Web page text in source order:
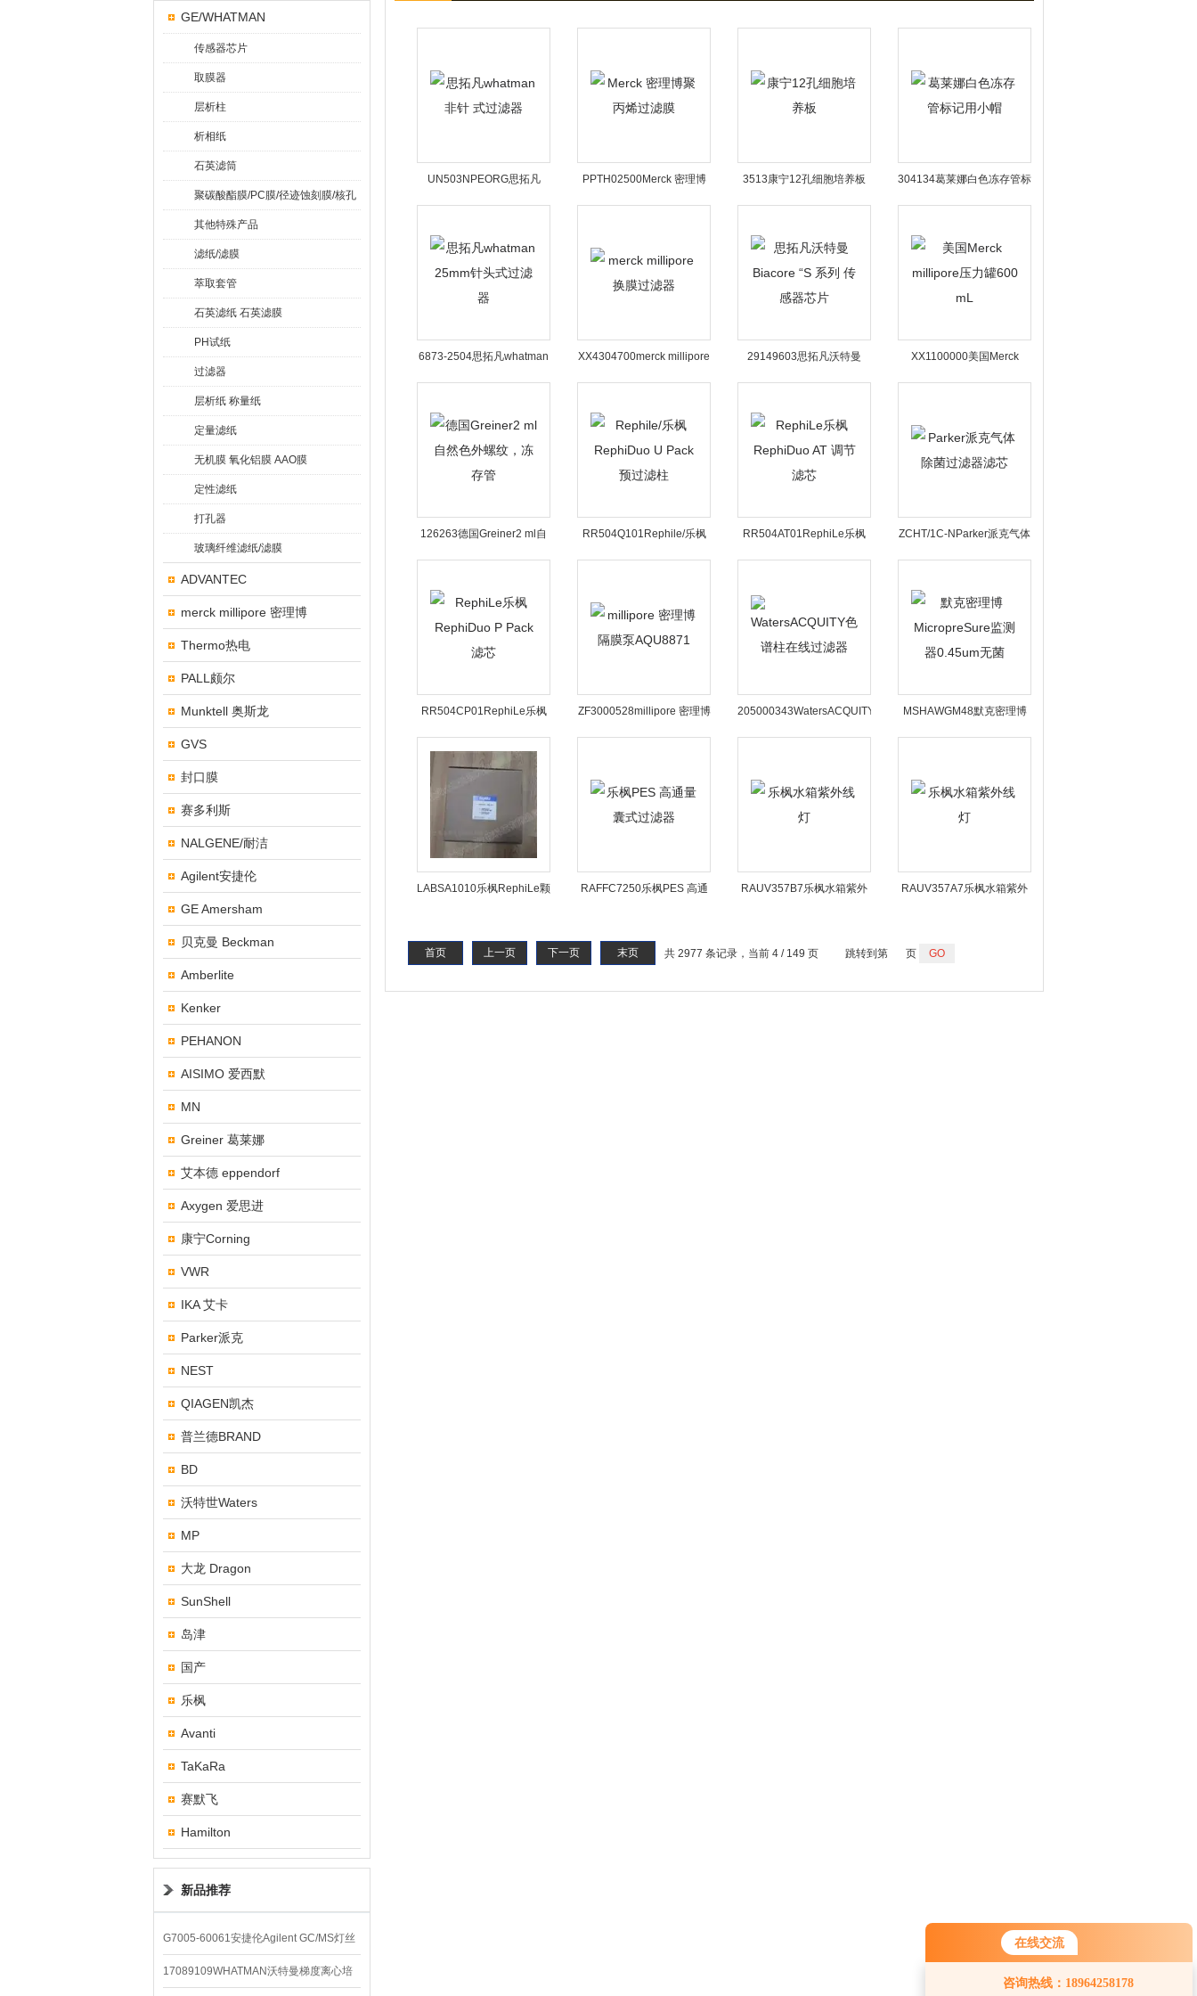
在线交流
咨询热线：18964258178
GE/WHATMAN
传感器芯片
取膜器
层析柱
析相纸
石英滤筒
聚碳酸酯膜/PC膜/径迹蚀刻膜/核孔
膜
其他特殊产品
滤纸/滤膜
萃取套管
石英滤纸 石英滤膜
PH试纸
过滤器
层析纸 称量纸
定量滤纸
无机膜 氧化铝膜 AAO膜
定性滤纸
打孔器
玻璃纤维滤纸/滤膜
ADVANTEC
merck millipore 密理博
Thermo热电
PALL颇尔
Munktell 奥斯龙
GVS
封口膜
赛多利斯
NALGENE/耐洁
Agilent安捷伦
GE Amersham
贝克曼 Beckman
Amberlite
Kenker
PEHANON
AISIMO 爱西默
MN
Greiner 葛莱娜
艾本德 eppendorf
Axygen 爱思进
康宁Corning
VWR
IKA 艾卡
Parker派克
NEST
QIAGEN凯杰
普兰德BRAND
BD
沃特世Waters
MP
大龙 Dragon
SunShell
岛津
国产
乐枫
Avanti
TaKaRa
赛默飞
Hamilton
新品推荐
G7005-60061安捷伦Agilent GC/MS灯丝
配件
17089109WHATMAN沃特曼梯度离心培
UN503NPEORG思拓凡
whatman 非针 式过滤器
PPTH02500Merck 密理博
聚丙烯过滤膜
3513康宁12孔细胞培养板
304134葛莱娜白色冻存管标
记用小帽
6873-2504思拓凡whatman
25mm针头式过滤器
XX4304700merck millipore
换膜过滤器
29149603思拓凡沃特曼
Biacore “S 系列 传感器芯片
XX1100000美国Merck
millipore压力罐600 mL
126263德国Greiner2 ml自
然色外螺纹，冻存管
RR504Q101Rephile/乐枫
RephiDuo U Pack预过滤柱
RR504AT01RephiLe乐枫
RephiDuo AT 调节滤芯
ZCHT/1C-NParker派克气体
除菌过滤器滤芯
RR504CP01RephiLe乐枫
RephiDuo P Pack 滤芯
ZF3000528millipore 密理博
隔膜泵AQU8871
205000343WatersACQUITY
色谱柱在线过滤器
MSHAWGM48默克密理博
MicropreSure监测器
LABSA1010乐枫RephiLe颗
RAFFC7250乐枫PES 高通
RAUV357B7乐枫水箱紫外
RAUV357A7乐枫水箱紫外
共 2977 条记录，当前 4 / 149 页
首页 上一页 下一页 末页 跳转到第 页